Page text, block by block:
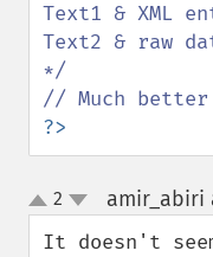
Text1 & XML
Text2 & raw
*/
?>
up
down
2 amir_abiri
It doesn't